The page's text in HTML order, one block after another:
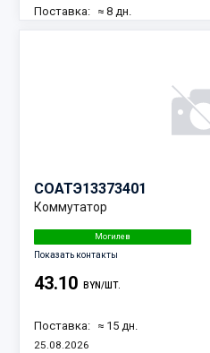
Поставка: ≈ 8 дн.
СОАТЭ13373401
Коммутатор
Могилев
Показать контакты
43.10 BYN/ШТ.
Поставка: ≈ 15 дн.
25.08.2026